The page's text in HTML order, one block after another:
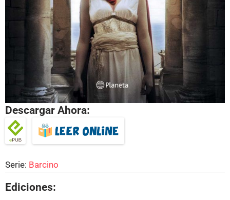
Descargar Ahora:
Serie: Barcino
Ediciones: